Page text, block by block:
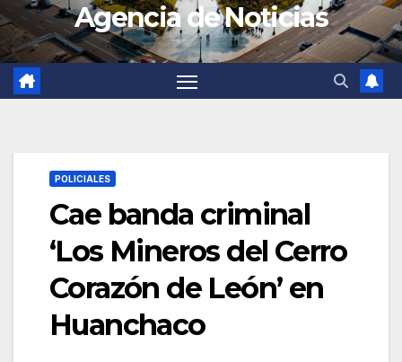
Agencia de Noticias
POLICIALES
Cae banda criminal
‘Los Mineros del Cerro
Corazón de León’ en
Huanchaco